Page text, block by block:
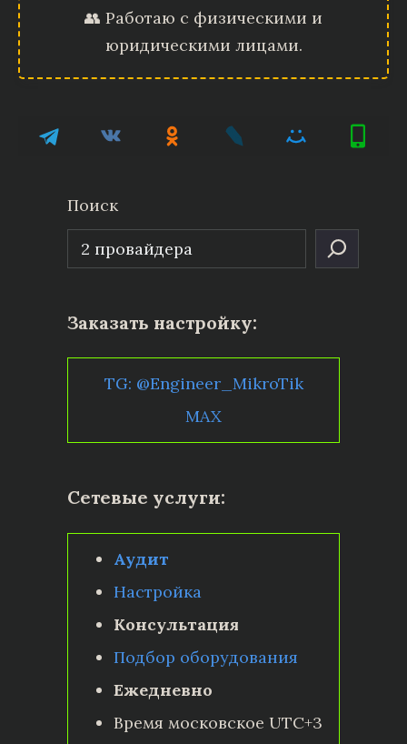
👥 Работаю с физическими и
юридическими лицами.
Поиск
Заказать настройку:
TG: @Engineer_MikroTik
MAX
Сетевые услуги:
Аудит
Настройка
Консультация
Подбор оборудования
Ежедневно
Время московское UTC+3